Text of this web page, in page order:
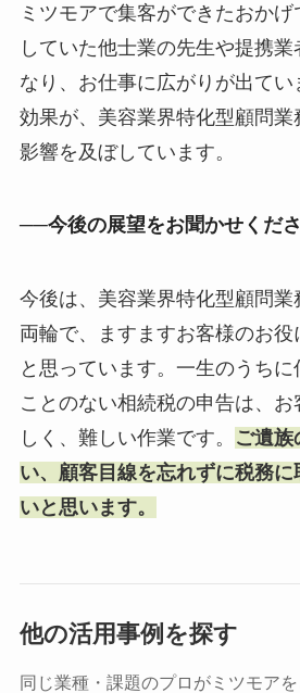
ミツモアで集客ができたおか
していた他士業の先生や提携
なり、お仕事に広がりが出て
効果が、美容業界特化型顧問業
影響を及ぼしています。
──今後の展望をお聞かせくださ
今後は、美容業界特化型顧問
両輪で、ますますお客様のお
と思っています。一生のうち
ことのない相続税の申告は、お
しく、難しい作業です。
ご遺族
い、顧客目線を忘れずに税務
いと思います。
他の活用事例を探す
同じ業種・課題のプロがミツモア